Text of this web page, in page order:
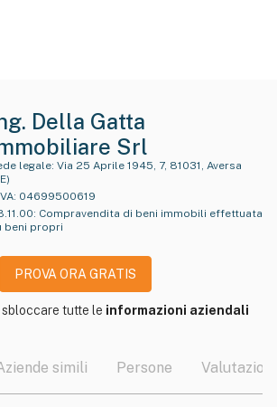
Della Gatta
Srl
legale:
04699500619
: Compravendita di beni immobili effettuata
beni propri
PROVA ORA GRATIS
sbloccare tutte le informazioni aziendali
simili Persone Valutazioni